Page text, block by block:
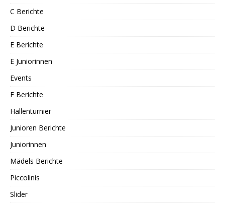
C Berichte
D Berichte
E Berichte
E Juniorinnen
Events
F Berichte
Hallenturnier
Junioren Berichte
Juniorinnen
Mädels Berichte
Piccolinis
Slider